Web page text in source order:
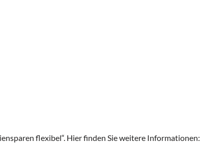
flexibel“. Hier finden Sie weitere Informationen: